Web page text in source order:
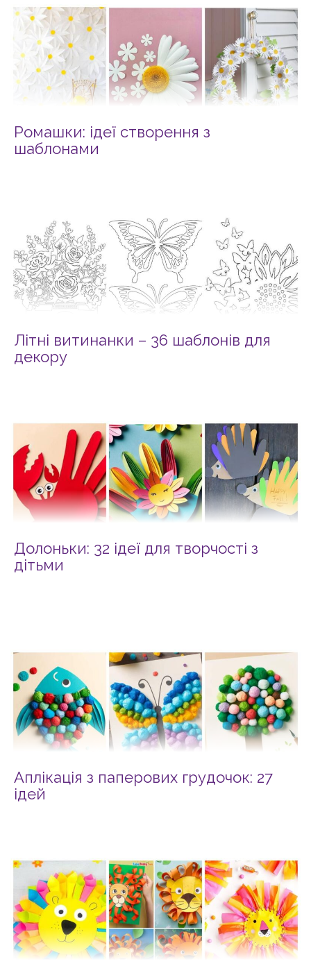
Ромашки: ідеї створення з
шаблонами
Літні витинанки – 36 шаблонів для
декору
Долоньки: 32 ідеї для творчості з
дітьми
Аплікація з паперових грудочок: 27
ідей